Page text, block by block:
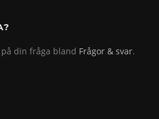
din fråga bland Frågor & svar.